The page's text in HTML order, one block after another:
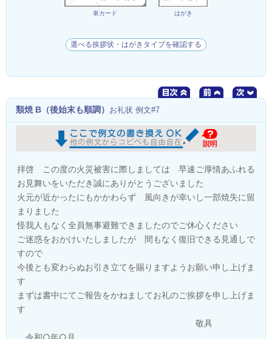
単カード はがき
選べる挨拶状・はがきタイプを確認する
類焼 B（後始末も順調） お礼状 例文#7